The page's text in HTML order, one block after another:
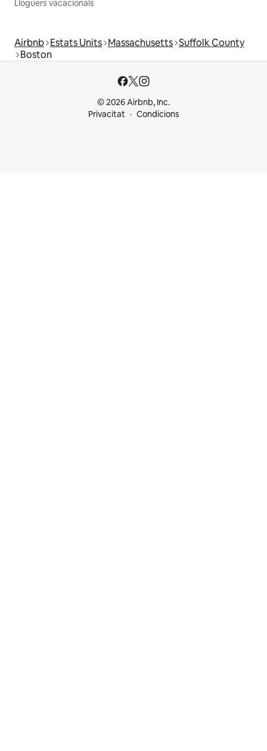
Lloguers vacacionals
Airbnb Estats Units Massachusetts Suffolk County
Boston
© 2026 Airbnb, Inc.
Privacitat
Condicions